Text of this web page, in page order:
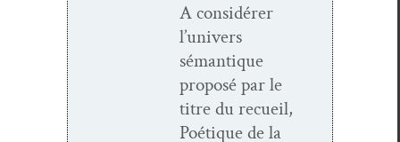
A con­sid­ér­er
l’univers
séman­tique
pro­posé par le
titre du recueil,
Poé­tique de la